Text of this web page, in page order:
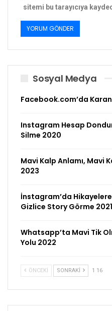
sitemi bu tarayıcıya
Sosyal Medya
Facebook.com’da
Instagram Hesap
Silme 2020
Mavi Kalp Anlamı, Mavi
2023
İnstagram’da
Gizlice Story Görme
Whatsapp’ta Mavi Tik
Yolu 2022
ÖNCEKI SONRAKI 1 16